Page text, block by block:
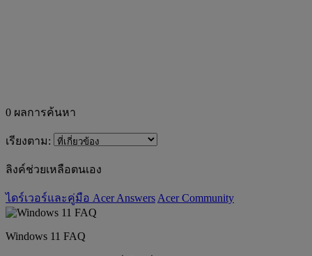
0 ผลการค้นหา
เรียงตาม:
ลิงค์ช่วยเหลือตนเอง
ไดร์เวอร์และคู่มือ Acer Answers Acer Community
Windows 11 FAQ